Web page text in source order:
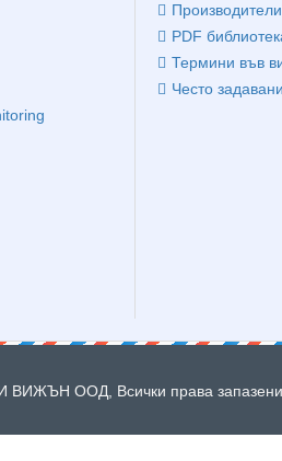
Производители
PDF
Термини във
Често
ООД, Всички права